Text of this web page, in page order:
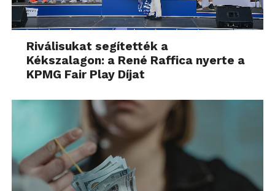
Riválisukat segítették a
Kékszalagon: a René Raffica nyerte a
KPMG Fair Play Díjat